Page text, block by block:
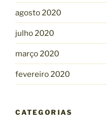
agosto 2020
julho 2020
março 2020
fevereiro 2020
CATEGORIAS